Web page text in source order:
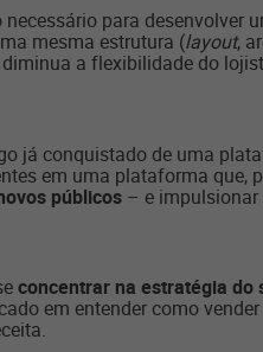
para desenvolver
mesma estrutura (layout,
a flexibilidade do
já conquistado de uma
em uma plataforma que,
públicos – e impulsionar
concentrar na estratégia do
em entender como